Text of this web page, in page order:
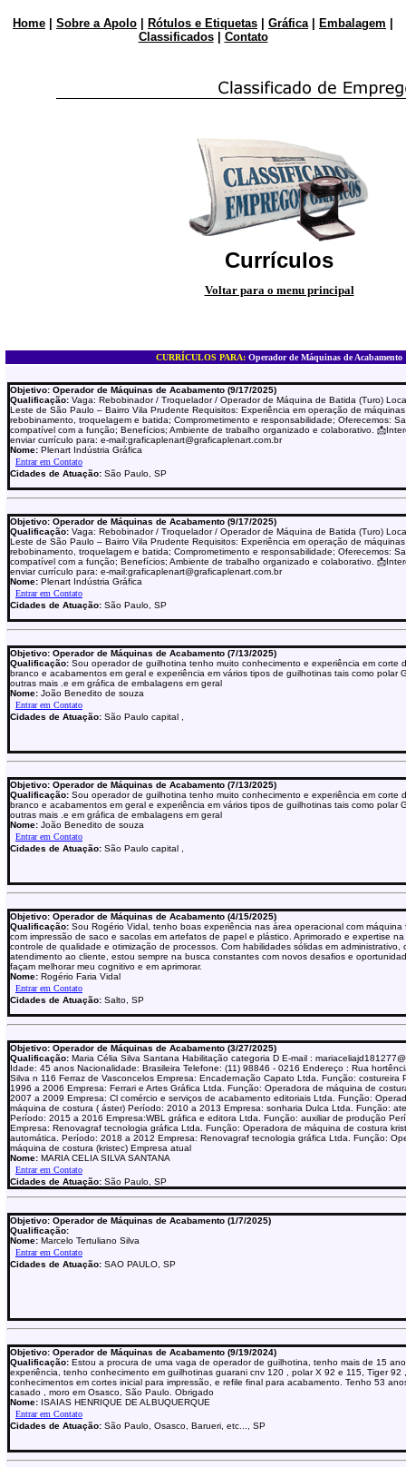
Home Sobre a Apolo Rótulos e Etiquetas Gráfica| Embalagem
Classificados| Contato
Currículos
Voltar para o menu principal
CURRÍCULOS PARA: Operador de Máquinas de Acabamento
Objetivo: Operador de Máquinas de Acabamento (9/17/2025)
Qualificação: Vaga: Rebobinador / Troquelador / Operador de Máquina de Batida (Turo)
Leste de São Paulo – Bairro Vila Prudente Requisitos: Experiência em operação de
rebobinamento, troquelagem e batida; Comprometimento e responsabilidade; Oferecemos:
compatível com a função; Benefícios; Ambiente de trabalho organizado e colaborativo.
enviar currículo para: e-mail:graficaplenart@graficaplenart.com.br
Nome: Plenart Indústria Gráfica
Cidades de Atuação: São Paulo, SP
Objetivo: Operador de Máquinas de Acabamento (9/17/2025)
Qualificação: Vaga: Rebobinador / Troquelador / Operador de Máquina de Batida (Turo)
Leste de São Paulo – Bairro Vila Prudente Requisitos: Experiência em operação de
rebobinamento, troquelagem e batida; Comprometimento e responsabilidade; Oferecemos:
compatível com a função; Benefícios; Ambiente de trabalho organizado e colaborativo.
enviar currículo para: e-mail:graficaplenart@graficaplenart.com.br
Nome: Plenart Indústria Gráfica
Cidades de Atuação: São Paulo, SP
Objetivo: Operador de Máquinas de Acabamento (7/13/2025)
Qualificação: Sou operador de guilhotina tenho muito conhecimento e experiência em corte
branco e acabamentos em geral e experiência em vários tipos de guilhotinas tais como polar
outras mais .e em gráfica de embalagens em geral
Nome: João Benedito de souza
Cidades de Atuação: São Paulo capital ,
Objetivo: Operador de Máquinas de Acabamento (7/13/2025)
Qualificação: Sou operador de guilhotina tenho muito conhecimento e experiência em corte
branco e acabamentos em geral e experiência em vários tipos de guilhotinas tais como polar
outras mais .e em gráfica de embalagens em geral
Nome: João Benedito de souza
Cidades de Atuação: São Paulo capital ,
Objetivo: Operador de Máquinas de Acabamento (4/15/2025)
Qualificação: Sou Rogério Vidal, tenho boas experiência nas área operacional com máquina
com impressão de saco e sacolas em artefatos de papel e plástico. Aprimorado e expertise
controle de qualidade e otimização de processos. Com habilidades sólidas em administrativo,
atendimento ao cliente, estou sempre na busca constantes com novos desafios e
façam melhorar meu cognitivo e em aprimorar.
Nome: Rogério Faria Vidal
Cidades de Atuação: Salto, SP
Objetivo: Operador de Máquinas de Acabamento (3/27/2025)
Qualificação: Maria Célia Silva Santana Habilitação categoria D E-mail :
Idade: 45 anos Nacionalidade: Brasileira Telefone: (11) 98846 - 0216 Endereço : Rua
Silva n 116 Ferraz de Vasconcelos Empresa: Encadernação Capato Ltda. Função: costureira
1996 a 2006 Empresa: Ferrari e Artes Gráfica Ltda. Função: Operadora de máquina de
2007 a 2009 Empresa: Cl comércio e serviços de acabamento editoriais Ltda. Função:
máquina de costura ( áster) Período: 2010 a 2013 Empresa: sonharia Dulca Ltda. Função:
Período: 2015 a 2016 Empresa:WBL gráfica e editora Ltda. Função: auxiliar de produção
Empresa: Renovagraf tecnologia gráfica Ltda. Função: Operadora de máquina de costura
automática. Período: 2018 a 2012 Empresa: Renovagraf tecnologia gráfica Ltda. Função:
máquina de costura (kristec) Empresa atual
Nome: MARIA CELIA SILVA SANTANA
Cidades de Atuação: São Paulo, SP
Objetivo: Operador de Máquinas de Acabamento (1/7/2025)
Qualificação:
Nome: Marcelo Tertuliano Silva
Cidades de Atuação: SAO PAULO, SP
Objetivo: Operador de Máquinas de Acabamento (9/19/2024)
Qualificação: Estou a procura de uma vaga de operador de guilhotina, tenho mais de 15
experiência, tenho conhecimento em guilhotinas guarani cnv 120 , polar X 92 e 115, Tiger 92 ,
conhecimentos em cortes inicial para impressão, e refile final para acabamento. Tenho 53
casado , moro em Osasco, São Paulo. Obrigado
Nome: ISAIAS HENRIQUE DE ALBUQUERQUE
Cidades de Atuação: São Paulo, Osasco, Barueri, etc..., SP